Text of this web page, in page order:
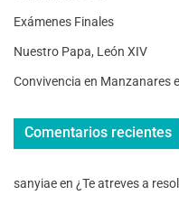
Exámenes Finales
Nuestro Papa, León XIV
Convivencia en Manzanares
Comentarios recientes
sanyiaeen ¿Te atreves a